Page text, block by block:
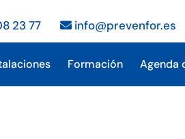
23 77 info@prevenfor.es
Formación Agenda